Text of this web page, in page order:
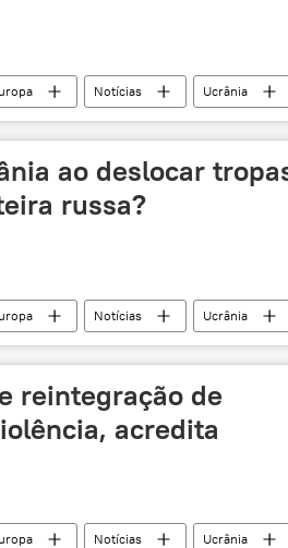
Notícias Ucrânia
ofensiva
eleições presidenciais
ao deslocar
russa?
Notícias Ucrânia
Ruslan Balbek
Duma de Estado
reintegração de
acredita
Notícias Ucrânia